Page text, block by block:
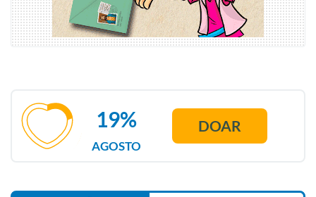
AGOSTO
19% DOAR